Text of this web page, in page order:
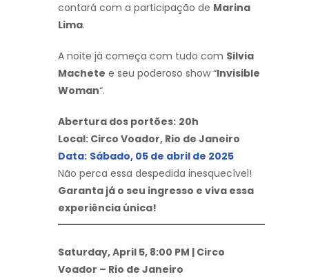
contará com a participação de Marina
Lima.
A noite já começa com tudo com Silvia
Machete e seu poderoso show “Invisible
Woman“.
Abertura dos portões: 20h
Local: Circo Voador, Rio de Janeiro
Data: Sábado, 05 de abril de 2025
Não perca essa despedida inesquecível!
Garanta já o seu ingresso e viva essa
experiência única!
Saturday, April 5, 8:00 PM | Circo
Voador – Rio de Janeiro